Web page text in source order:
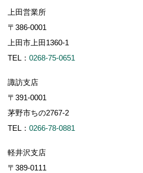
上田営業所
〒386-0001
上田市上田1360-1
TEL： 0268-75-0651
諏訪支店
〒391-0001
茅野市ちの2767-2
TEL： 0266-78-0881
軽井沢支店
〒389-0111